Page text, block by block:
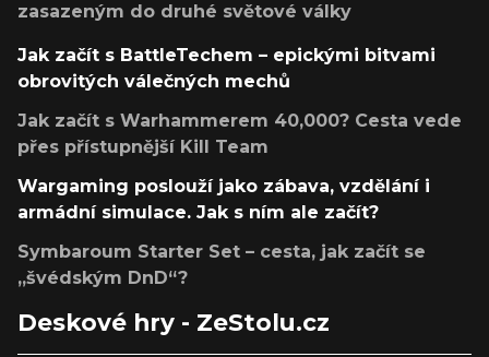
zasazeným do druhé světové války
Jak začít s BattleTechem – epickými bitvami
obrovitých válečných mechů
Jak začít s Warhammerem 40,000? Cesta vede
přes přístupnější Kill Team
Wargaming poslouží jako zábava, vzdělání i
armádní simulace. Jak s ním ale začít?
Symbaroum Starter Set – cesta, jak začít se
„švédským DnD“?
Deskové hry - ZeStolu.cz